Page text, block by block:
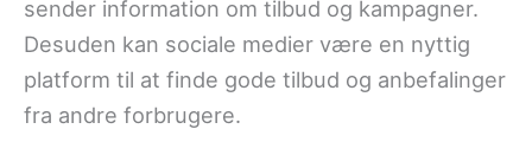
sender information om tilbud og kampagner.
Desuden kan sociale medier være en nyttig
platform til at finde gode tilbud og anbefalinger
fra andre forbrugere.